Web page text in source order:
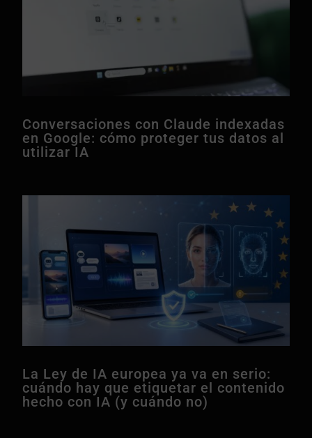
Conversaciones con Claude indexadas
en Google: cómo proteger tus datos al
utilizar IA
La Ley de IA europea ya va en serio:
cuándo hay que etiquetar el contenido
hecho con IA (y cuándo no)